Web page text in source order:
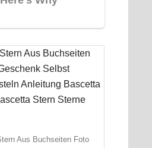
Aus Buchseiten Foto